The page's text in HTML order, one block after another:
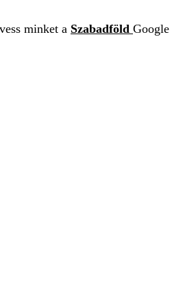
minket a Szabadföld